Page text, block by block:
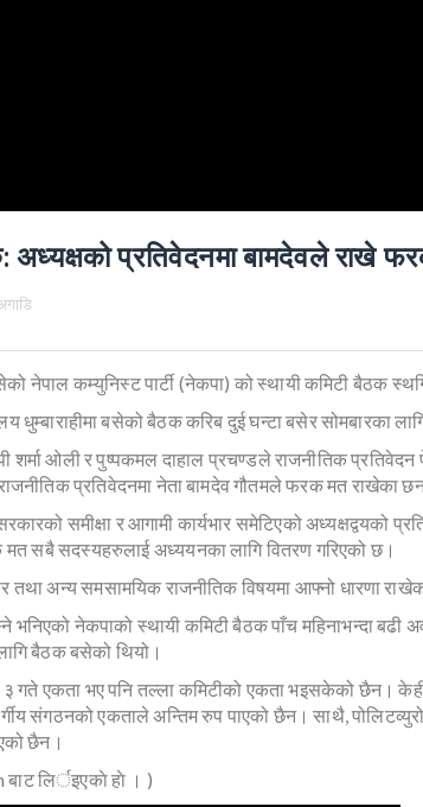
अध्यक्षको प्रतिवेदनमा बामदेवले राखे
नेपाल कम्युनिस्ट पार्टी (नेकपा) को स्थायी कमिटी बैठक
धुम्बाराहीमा बसेको बैठक करिब दुई घन्टा बसेर सोमबारका
शर्मा ओली र पुष्पकमल दाहाल प्रचण्डले राजनीतिक
प्रतिवेदनमा नेता बामदेव गौतमले फरक मत राखेका
समीक्षा र आगामी कार्यभार समेटिएको अध्यक्षद्वयको
सबै सदस्यहरुलाई अध्ययनका लागि वितरण गरिएको छ।
अन्य समसामयिक राजनीतिक विषयमा आफ्नो धारणा
भनिएको नेकपाको स्थायी कमिटी बैठक पाँच महिनाभन्दा
बैठक बसेको थियो।
गते एकता भए पनि तल्ला कमिटीको एकता भइसकेको छैन।
संगठनको एकताले अन्तिम रुप पाएको छैन। साथै,
छैन।
लिर्इएकाे हाे । )